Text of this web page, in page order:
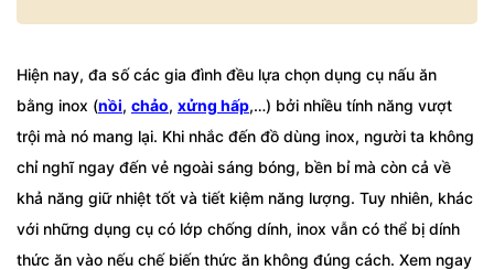
Hiện nay, đa số các gia đình đều lựa chọn dụng cụ nấu ăn
bằng inox (nồi, chảo, xửng hấp,…) bởi nhiều tính năng vượt
trội mà nó mang lại. Khi nhắc đến đồ dùng inox, người ta không
chỉ nghĩ ngay đến vẻ ngoài sáng bóng, bền bỉ mà còn cả về
khả năng giữ nhiệt tốt và tiết kiệm năng lượng. Tuy nhiên, khác
với những dụng cụ có lớp chống dính, inox vẫn có thể bị dính
thức ăn vào nếu chế biến thức ăn không đúng cách. Xem ngay